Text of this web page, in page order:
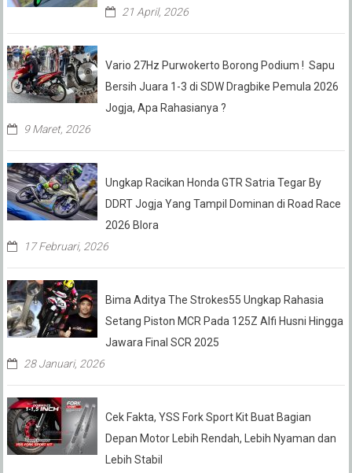
21 April, 2026
Vario 27Hz Purwokerto Borong Podium ! Sapu
Bersih Juara 1-3 di SDW Dragbike Pemula 2026
Jogja, Apa Rahasianya ?
9 Maret, 2026
Ungkap Racikan Honda GTR Satria Tegar By
DDRT Jogja Yang Tampil Dominan di Road Race
2026 Blora
17 Februari, 2026
Bima Aditya The Strokes55 Ungkap Rahasia
Setang Piston MCR Pada 125Z Alfi Husni Hingga
Jawara Final SCR 2025
28 Januari, 2026
Cek Fakta, YSS Fork Sport Kit Buat Bagian
Depan Motor Lebih Rendah, Lebih Nyaman dan
Lebih Stabil